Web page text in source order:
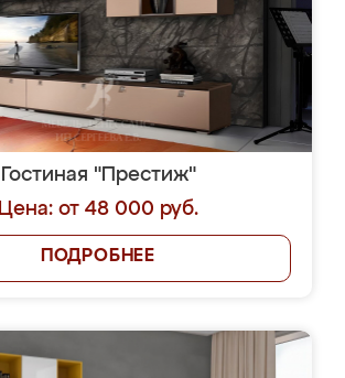
Гостиная "Престиж"
Цена: от 48 000 руб.
ПОДРОБНЕЕ